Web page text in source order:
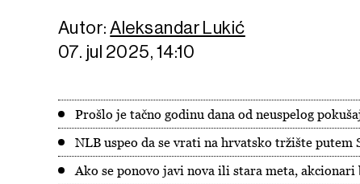
Autor:Aleksandar Lukić
07. jul 2025, 14:10
Prošlo je tačno godinu dana od neuspelog
NLB uspeo da se vrati na hrvatsko tržište putem
Ako se ponovo javi nova ili stara meta,